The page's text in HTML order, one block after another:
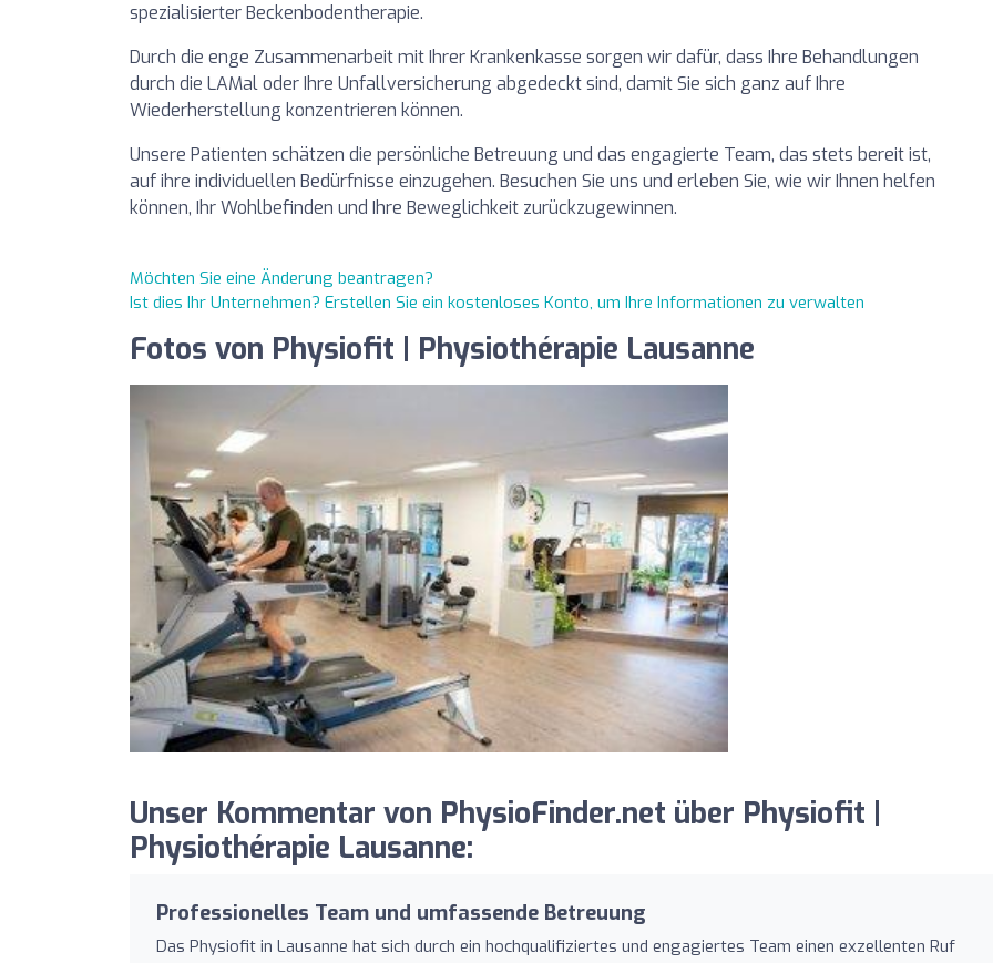
spezialisierter Beckenbodentherapie.
Durch die enge Zusammenarbeit mit Ihrer Krankenkasse sorgen wir dafür, dass Ihre Behandlungen
durch die LAMal oder Ihre Unfallversicherung abgedeckt sind, damit Sie sich ganz auf Ihre
Wiederherstellung konzentrieren können.
Unsere Patienten schätzen die persönliche Betreuung und das engagierte Team, das stets bereit ist,
auf ihre individuellen Bedürfnisse einzugehen. Besuchen Sie uns und erleben Sie, wie wir Ihnen helfen
können, Ihr Wohlbefinden und Ihre Beweglichkeit zurückzugewinnen.
Möchten Sie eine Änderung beantragen?
Ist dies Ihr Unternehmen? Erstellen Sie ein kostenloses Konto, um Ihre Informationen zu verwalten
Fotos von Physiofit | Physiothérapie Lausanne
Unser Kommentar von PhysioFinder.net über Physiofit |
Physiothérapie Lausanne:
Professionelles Team und umfassende Betreuung
Das Physiofit in Lausanne hat sich durch ein hochqualifiziertes und engagiertes Team einen exzellenten Ruf